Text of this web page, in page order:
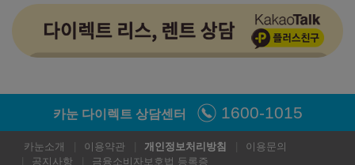
카눈 다이렉트 상담센터 1600-1015
카눈소개 이용약관 개인정보처리방침
이용문의
공지사항
금융소비자보호법 등록증